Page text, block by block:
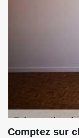
Comptez sur